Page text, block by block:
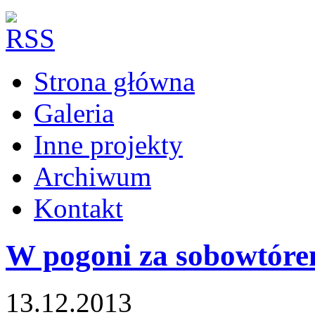
Strona główna
Galeria
Inne projekty
Archiwum
Kontakt
W pogoni za
13.12.2013